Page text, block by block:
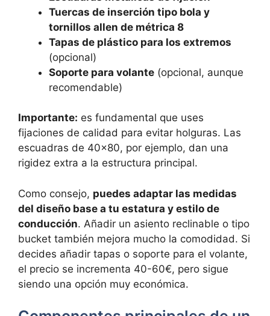
Tuercas de inserción tipo bola y
tornillos allen de métrica 8
Tapas de plástico para los extremos
(opcional)
Soporte para volante (opcional, aunque
recomendable)
Importante: es fundamental que uses
fijaciones de calidad para evitar holguras. Las
escuadras de 40×80, por ejemplo, dan una
rigidez extra a la estructura principal.
Como consejo, puedes adaptar las medidas
del diseño base a tu estatura y estilo de
conducción. Añadir un asiento reclinable o tipo
bucket también mejora mucho la comodidad. Si
decides añadir tapas o soporte para el volante,
el precio se incrementa 40-60€, pero sigue
siendo una opción muy económica.